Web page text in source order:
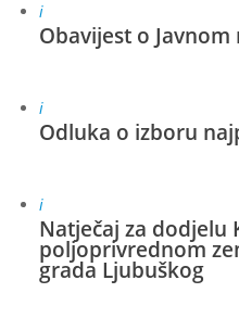
i
Obavijest o Javnom
i
Odluka o izboru
i
Natječaj za dodjelu
poljoprivrednom
grada Ljubuškog